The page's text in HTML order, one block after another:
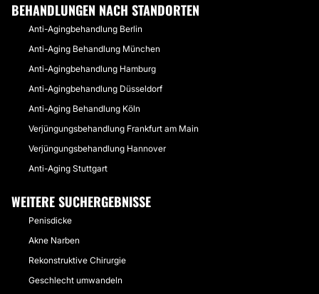
BEHANDLUNGEN NACH STANDORTEN
Anti-Agingbehandlung Berlin
Anti-Aging Behandlung München
Anti-Agingbehandlung Hamburg
Anti-Agingbehandlung Düsseldorf
Anti-Aging Behandlung Köln
Verjüngungsbehandlung Frankfurt am Main
Verjüngungsbehandlung Hannover
Anti-Aging Stuttgart
WEITERE SUCHERGEBNISSE
Penisdicke
Akne Narben
Rekonstruktive Chirurgie
Geschlecht umwandeln